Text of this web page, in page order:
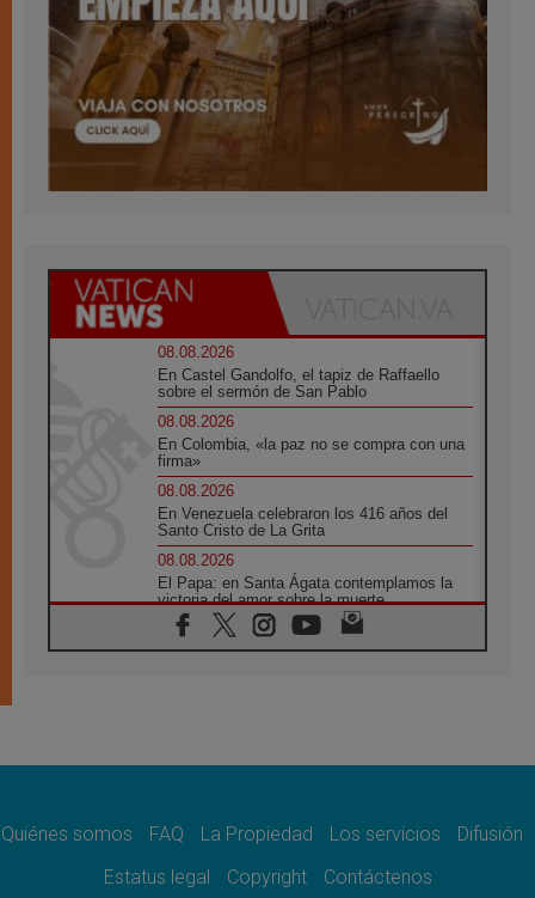
08.08.2026
En Castel Gandolfo, el tapiz de Raffaello
sobre el sermón de San Pablo
08.08.2026
En Colombia, «la paz no se compra con una
firma»
08.08.2026
En Venezuela celebraron los 416 años del
Santo Cristo de La Grita
08.08.2026
El Papa: en Santa Ágata contemplamos la
victoria del amor sobre la muerte
08.08.2026
León XIV visitará el Santuario de la Madre
07.08.2026
07.08.2026
el compromiso del cristiano"
Quiénes somos FAQ La Propiedad Los servicios
Difusión
Estatus legal
Copyright Contáctenos